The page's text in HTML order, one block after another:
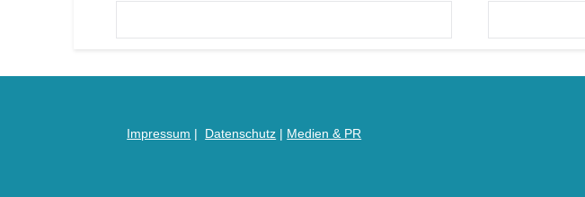
Impressum | Datenschutz | Medien & PR